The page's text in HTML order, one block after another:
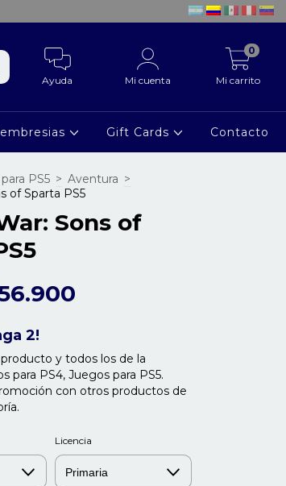
Ayuda Mi cuenta Mi carrito
0
Gift Cards Contacto
PS5 > Aventura >
of Sparta PS5
Sons of
2!
y todos los de la
para PS4, Juegos para PS5.
con otros productos de
Licencia